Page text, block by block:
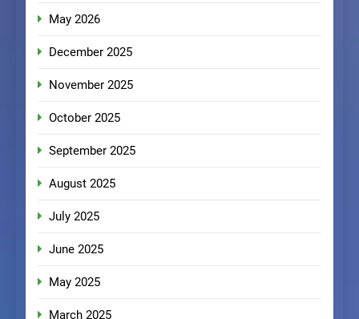
May 2026
December 2025
November 2025
October 2025
September 2025
August 2025
July 2025
June 2025
May 2025
March 2025